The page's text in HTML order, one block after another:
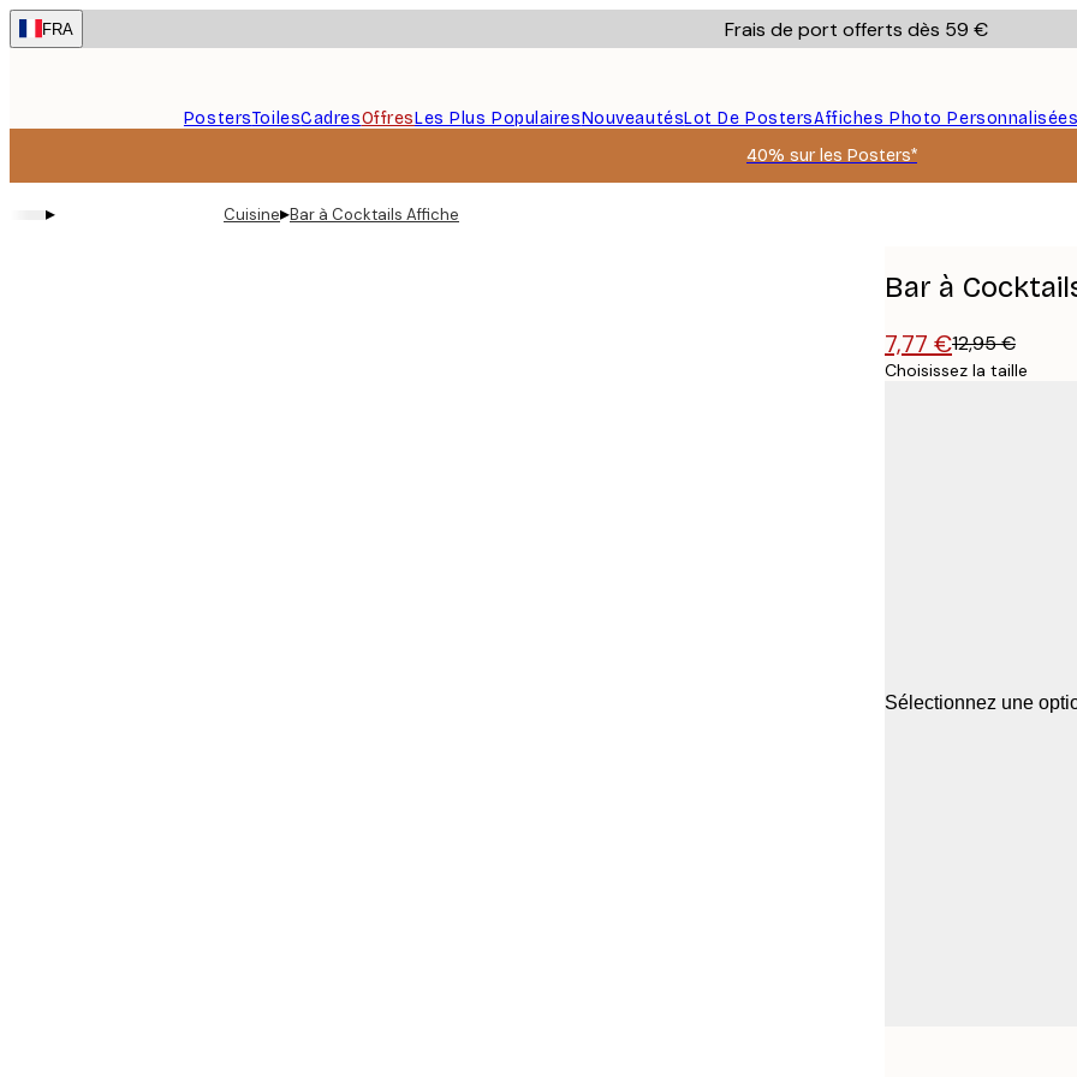
Skip
to
FRA Frais de port offerts dès 59 €
PostersToilesCadresOffresLes Plus PopulairesNouveautésLot De PostersAffiches Photo
40% sur les Posters*
▸ Cuisine▸Bar à Cocktails Affiche
Bar à
7,77 €12,95 €
Choisissez la taille
Sélectionnez une